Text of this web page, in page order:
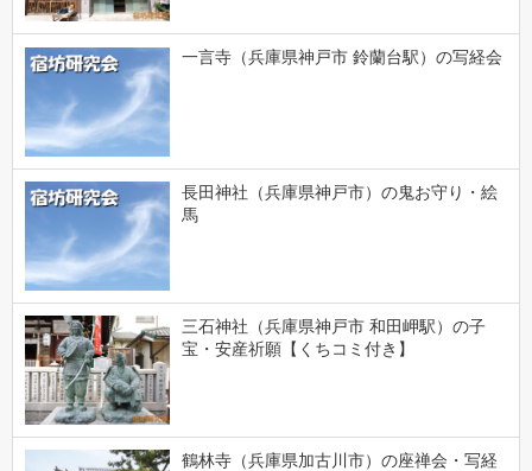
一言寺（兵庫県神戸市 鈴蘭台駅）の写経会
長田神社（兵庫県神戸市）の鬼お守り・絵
馬
三石神社（兵庫県神戸市 和田岬駅）の子
宝・安産祈願【くちコミ付き】
鶴林寺（兵庫県加古川市）の座禅会・写経